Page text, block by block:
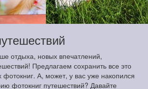
отдыха, новых впечатлений,
Предлагаем сохранить все это
фотокниг. А, может, у вас уже накопился
фотокниг путешествий? Давайте